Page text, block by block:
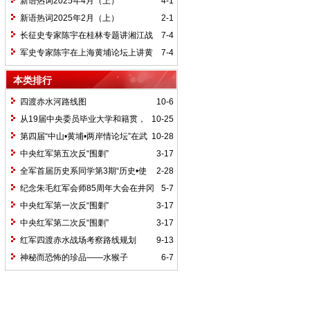
2-1
新语热词2025年2月（上）
7-4
长征史专家陈宇在桂林专题讲湘江战
役精神
7-4
军史专家陈宇在上海黄埔论坛上讲黄
埔精神与国家统一大业
本类排行
10-6
四渡赤水河路线图
10-25
从19届中央委员毕业大学和籍贯，
看当代中国文化区域积淀
10-28
第四届“中山•黄埔•两岸情论坛”在武
汉举行
3-17
中央红军第五次反“围剿”
2-28
全军首届历史系同学第3期“历史•使
命”论坛纪要
5-7
纪念朱毛红军会师85周年大会在井冈
山召开
3-17
中央红军第一次反“围剿”
3-17
中央红军第二次反“围剿”
9-13
红军四渡赤水战场考察路线规划
6-7
神秘而恐怖的珍品——水猴子